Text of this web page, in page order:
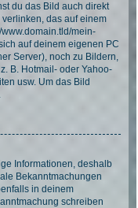
du das Bild auch direkt
das auf einem
mein-
auf deinem eigenen PC
Server), noch zu Bildern,
B. Hotmail- oder Yahoo-
usw. Um das Bild
Informationen, deshalb
Bekanntmachungen
in deinem
schreiben